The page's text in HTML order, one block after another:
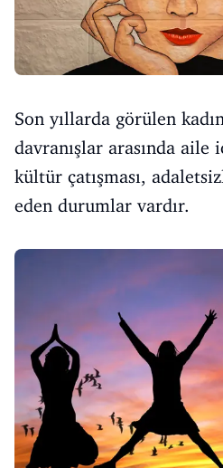
Son yıllarda görülen
davranışlar arasında aile
kültür çatışması,
eden durumlar vardır.